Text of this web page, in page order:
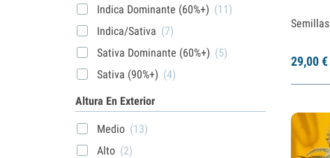
Semillas
29,00€
Indica Dominante (60%+) (11)
Indica/Sativa (7)
Sativa Dominante (60%+) (5)
Sativa (90%+) (4)
Altura En Exterior
Medio (13)
Alto (2)